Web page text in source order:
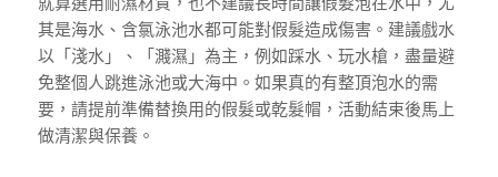
其是海水、含氯泳池水都可能對假髮造成傷害。建議戲水
以「淺水」、「濺濕」為主，例如踩水、玩水槍，盡量避
免整個人跳進泳池或大海中。如果真的有整頂泡水的需
要，請提前準備替換用的假髮或乾髮帽，活動結束後馬上
做清潔與保養。